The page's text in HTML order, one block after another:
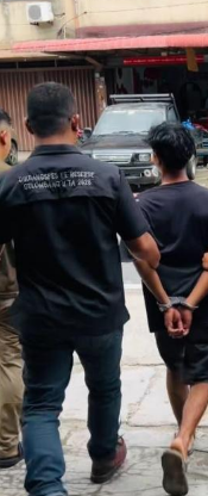
Macet Parah, Mobil
Terobos Trotoar di
Kawasan Tiban